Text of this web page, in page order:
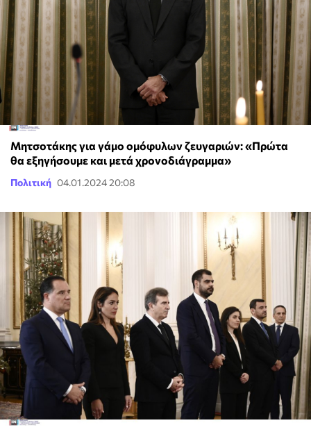
Μητσοτάκης για γάμο ομόφυλων ζευγαριών: «Πρώτα
θα εξηγήσουμε και μετά χρονοδιάγραμμα»
Πολιτική 04.01.2024 20:08